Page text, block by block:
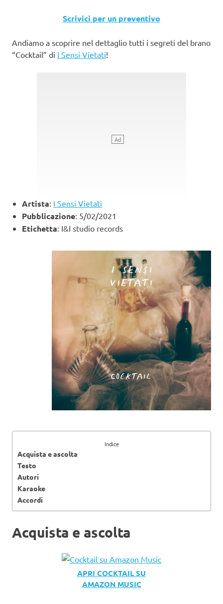
Scrivici per un preventivo
Andiamo a scoprire nel dettaglio tutti i segreti del brano
“Cocktail” di I Sensi Vietati!
Artista: I Sensi Vietati
Pubblicazione: 5/02/2021
Etichetta: I&I studio records
Indice
Acquista e ascolta
Testo
Autori
Karaoke
Accordi
Acquista e ascolta
APRI COCKTAIL SU
AMAZON MUSIC